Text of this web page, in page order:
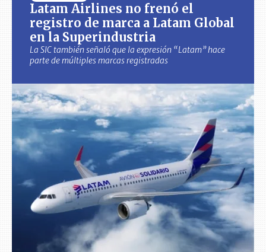
Latam Airlines no frenó el
registro de marca a Latam Global
en la Superindustria
La SIC también señaló que la expresión “Latam” hace
parte de múltiples marcas registradas